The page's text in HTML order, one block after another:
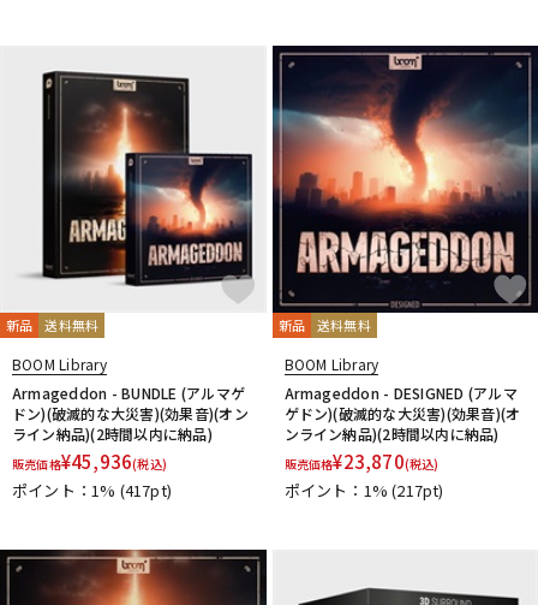
新品 送料無料
BOOM Library
Armageddon - BUNDLE (アルマゲ
ドン)(破滅的な大災害)(効果音)(オン
ライン納品)(2時間以内に納品)
販売価格¥45,936(税込)
ポイント：1% (417pt)
新品 送料無料
BOOM Library
Armageddon - DESIGNED (アルマ
ゲドン)(破滅的な大災害)(効果音)(オ
ンライン納品)(2時間以内に納品)
販売価格¥23,870(税込)
ポイント：1%(217pt)